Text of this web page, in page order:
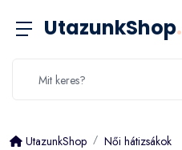
UtazunkShop.
UtazunkShop
Női hátizsákok